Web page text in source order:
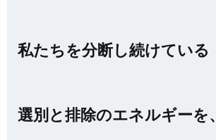
私たちを分断し続けている
選別と排除のエネルギーを、